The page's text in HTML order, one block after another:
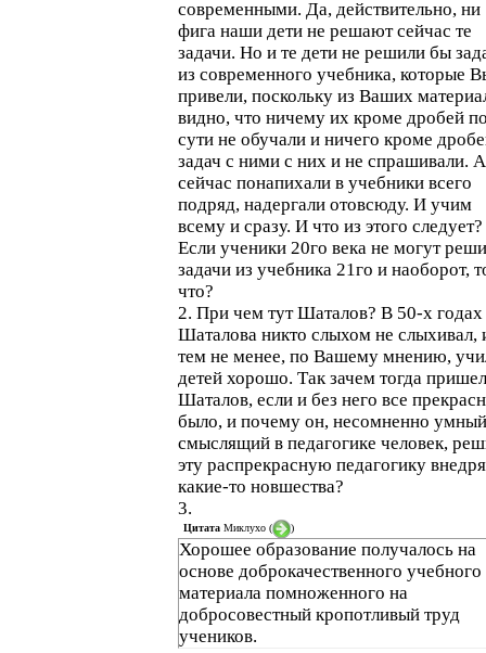
современными. Да, действительно, ни
фига наши дети не решают сейчас те
задачи. Но и те дети не решили бы
из современного учебника, которые
привели, поскольку из Ваших
видно, что ничему их кроме дробей
сути не обучали и ничего кроме
задач с ними с них и не спрашивали. А
сейчас понапихали в учебники всего
подряд, надергали отовсюду. И учим
всему и сразу. И что из этого следует?
Если ученики 20го века не могут
задачи из учебника 21го и наоборот,
что?
2. При чем тут Шаталов? В 50-х
Шаталова никто слыхом не слыхивал,
тем не менее, по Вашему мнению,
детей хорошо. Так зачем тогда пришел
Шаталов, если и без него все
было, и почему он, несомненно
смыслящий в педагогике человек,
эту распрекрасную педагогику
какие-то новшества?
3.
Цитата Миклухо ( )
Хорошее образование получалось на
основе доброкачественного учебного
материала помноженного на
добросовестный кропотливый труд
учеников.